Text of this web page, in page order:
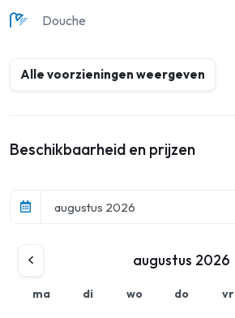
Douche
Alle voorzieningen weergeven
Beschikbaarheid en prijzen
augustus 2026
ma di wo do vr